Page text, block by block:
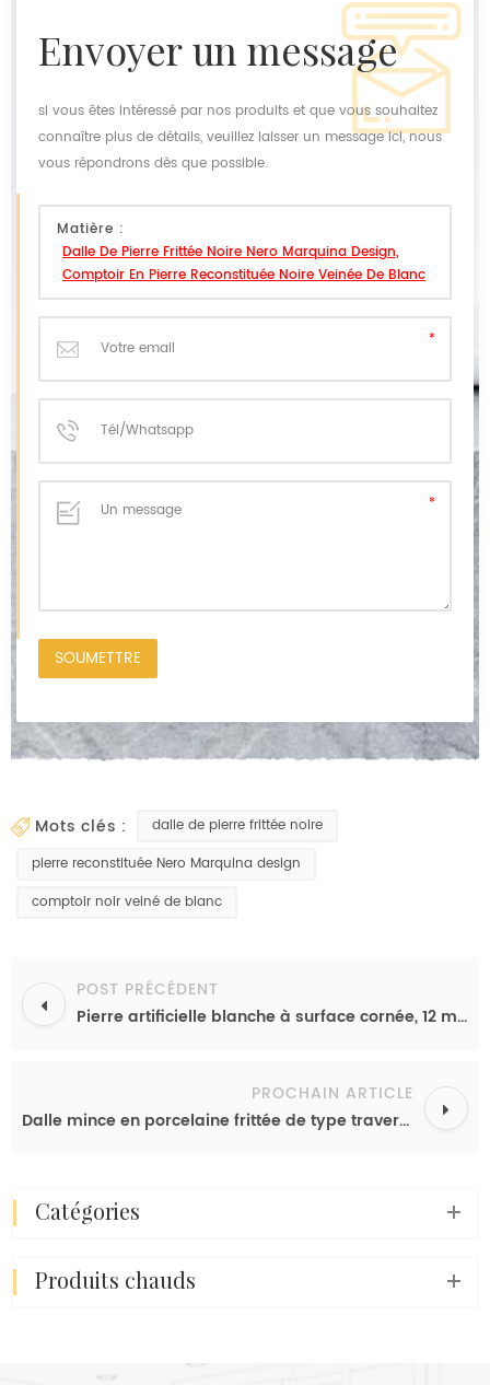
envoyer un message
si vous êtes intéressé par nos produits et que vous souhaitez
connaître plus de détails, veuillez laisser un message ici, nous
vous répondrons dès que possible.
Matière :
Dalle De Pierre Frittée Noire Nero Marquina Design,
Comptoir En Pierre Reconstituée Noire Veinée De Blanc
mots clés :
dalle de pierre frittée noire
pierre reconstituée Nero Marquina design
comptoir noir veiné de blanc
POST PRÉCÉDENT
Pierre artificielle blanche à surface cornée, 12 mm, porcelaine frittée, fournisseur de pierre d'Amérique latine
PROCHAIN ARTICLE
Dalle mince en porcelaine frittée de type travertin rouge, finition polie, idéale pour les plateaux de meubles.
catégories
produits chauds